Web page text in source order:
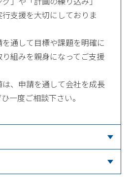
支援を大切にしておりま
通して目標や課題を明確に
組みを親身になってご支援
、申請を通して会社を成長
一度ご相談下さい。